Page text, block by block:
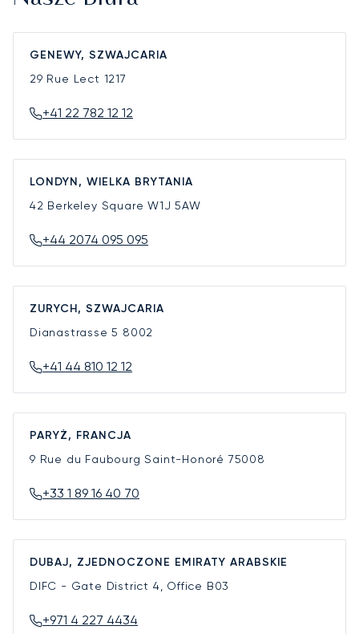
GENEWY, SZWAJCARIA
29 Rue Lect 1217
+41 22 782 12 12
LONDYN, WIELKA BRYTANIA
42 Berkeley SquareW1J 5AW
+44 2074 095 095
ZURYCH, SZWAJCARIA
Dianastrasse 5 8002
+41 44 810 12 12
PARYŻ, FRANCJA
9 Rue du Faubourg Saint-Honoré 75008
+33 1 89 16 40 70
DUBAJ, ZJEDNOCZONE EMIRATY ARABSKIE
DIFC - Gate District 4, Office B03
+971 4 227 4434